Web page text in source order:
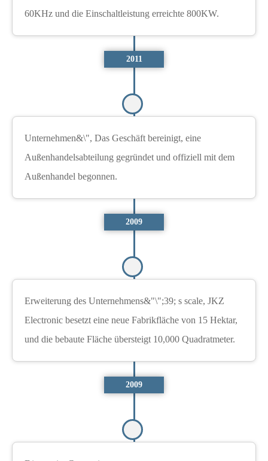
60KHz und die Einschaltleistung erreichte 800KW.
2011
Unternehmen&\", Das Geschäft bereinigt, eine
Außenhandelsabteilung gegründet und offiziell mit dem
Außenhandel begonnen.
2009
Erweiterung des Unternehmens&"\";39; s scale, JKZ
Electronic besetzt eine neue Fabrikfläche von 15 Hektar,
und die bebaute Fläche übersteigt 10,000 Quadratmeter.
2009